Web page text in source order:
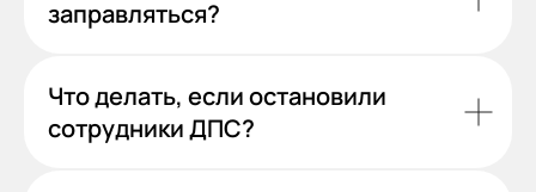
заправляться?
Что делать, если остановили
сотрудники ДПС?